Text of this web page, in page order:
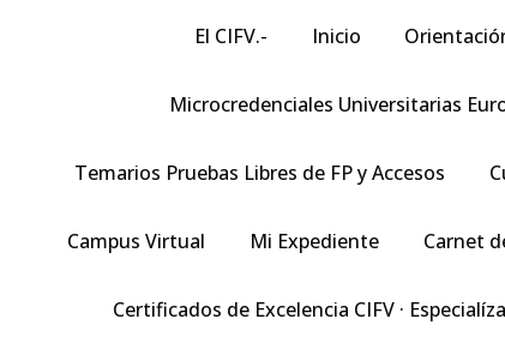
El CIFV.- Inicio
Microcredenciales Universitarias
Temarios Pruebas Libres de FP y Accesos
Campus Virtual Mi Expediente Carnet
Certificados de Excelencia CIFV ·